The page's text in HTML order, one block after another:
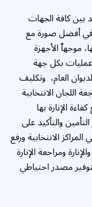
بين كافة الجهات
في أفضل صورة مع
موجهٱ الأجهزة
عمليات بكل جهة
العام، وتكليف
اللجان الانتخابية
الإنارة بها
والتأكيد على
الانتخابية ورفع
ومراجعة الإنارة
لتوفير مصدر احتياطي